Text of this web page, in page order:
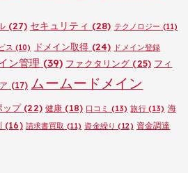
(27) セキュリティ (28) テクノロジー (11)
ス (10) ドメイン取得 (24) ドメイン登録
ン管理 (39) ファクタリング (25) フィ
(17) ムームードメイン
ップ(22) 健康 (18) 口コミ (13) 旅行(13) 海
(16) 請求書買取 (11) 資金繰り (12) 資金調達